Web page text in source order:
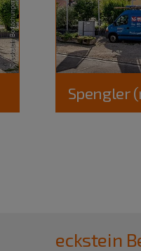
Spengler
eckstein